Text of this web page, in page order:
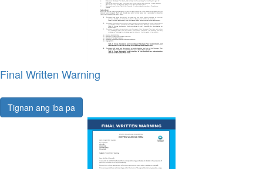
Final Written Warning
Tignan ang iba pa